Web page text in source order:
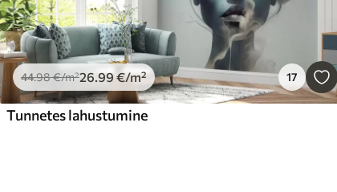
44.98€/m²26.99€/m² 17
Tunnetes lahustumine